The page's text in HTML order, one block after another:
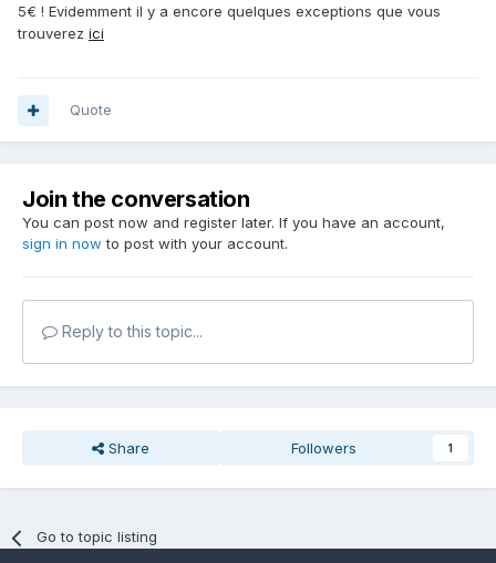
5€ ! Evidemment il y a encore quelques exceptions que vous
trouverez ici
Quote
Join the conversation
You can post now and register later. If you have an account,
sign in now to post with your account.
Reply to this topic...
Share Followers 1
Go to topic listing